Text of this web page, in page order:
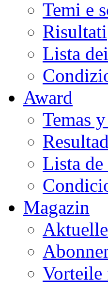
Temi e
Risultati
Lista
Award
Temas
Lista de
Magazin
Vorteile